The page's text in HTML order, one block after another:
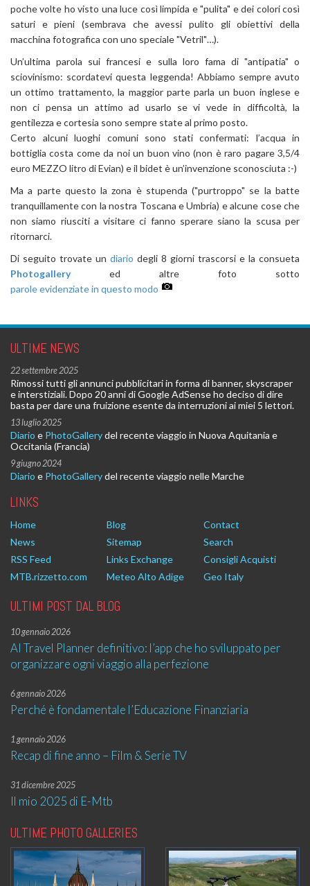
poche volte ho visto una luce così limpida e "pulita" e dei colori così
saturi e pieni (sembrava che avessi pulito gli obiettivi della
macchina fotografica con uno speciale "Vetril"…).
Un’ultima parola sui francesi e sulla loro fama di "antipatia" o
sciovinismo: scordatevi questa leggenda! Abbiamo sempre avuto
un ottimo trattamento, la maggior parte parla un buon inglese e
non ci pensa un attimo ad usarlo se vi vede in difficoltà, la
gentilezza e cortesia sono sempre state al primo posto.
Certo alcuni luoghi comuni sono stati confermati: l’acqua in
bottiglia costa come da noi un buon vino (non è raro pagare 3,5/4
euro MEZZO litro di Evian) e il bidet è un’invenzione sconosciuta :-)
Ma a parte questo la zona è stupenda ("purtroppo" se la batte
tranquillamente con la nostra Toscana e Umbria) e alcune cose che
non siamo riusciti a visitare ci fanno sperare siano la scusa per
ritornarci.
Di seguito trovate un diario degli 8 giorni trascorsi e la consueta
Photogalleryed altre foto sotto
parole evidenziate in questo modo
ULTIME NEWS
22 settembre 2025
Rimossi tutti gli annunci pubblicitari in forma di banner, skyscraper
e interstiziali. Dopo 20 anni di Google AdSense ho deciso di dire
basta per dare una fruizione esente da interruzioni ai miei 5 lettori.
13 luglio 2025
Diario e PhotoGallerydel recente viaggio in Nuova Aquitania e
Occitania (Francia)
9 giugno 2024
Diario e PhotoGallerydel recente viaggio nelle Marche
LINKS
Home Blog
Contact
News
Sitemap
Search
RSS Feed
Links Exchange
Consigli Acquisti
MTB.rizzetto.com
Meteo Alto Adige Geo Italy
ULTIMI POST DAL BLOG
10 gennaio 2026
AI Travel Planner definitivo: l’app che ho sviluppato per
organizzare ogni viaggio alla perfezione
6 gennaio 2026
Perché è fondamentale l’Educazione Finanziaria
1 gennaio 2026
Recap di fine anno – Film & Serie TV
31 dicembre 2025
Il mio 2025 di E-Mtb
ULTIME PHOTO GALLERIES